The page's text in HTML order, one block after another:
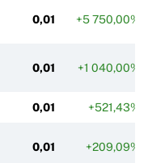
0,01 +5 750,00%
0,01 +1 040,00%
0,01 +521,43%
0,01 +209,09%